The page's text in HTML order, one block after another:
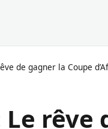
de gagner la Coupe
rêve